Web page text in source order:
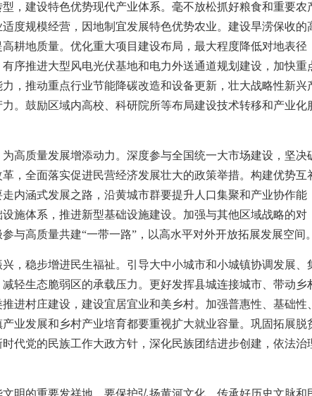
，建设特色优势现代产业体系。毫不放松抓好粮食和重要农
度规模经营，因地制宜发展特色优势农业。建设旱涝保收的
耕地质量。优化重大项目建设布局，最大程度降低对地表径
序推进大型风电光伏基地和电力外送通道规划建设，加快重
，推动重点行业节能降碳改造和设备更新，壮大战略性新兴
。鼓励区域内高校、科研院所等布局建设技术转移和产业化
高质量发展增添动力。深度参与全国统一大市场建设，坚决
，全面落实促进民营经济发展壮大的政策举措。构建优势互
内涵式发展之路，沿黄城市群要提升人口集聚和产业协作能
施体系，推进新型基础设施建设。加强与其他区域战略的对
与高质量共建“一带一路”，以高水平对外开放拓展发展空间
，稳步增进民生福祉。引导大中小城市和小城镇协调发展、
轻生态脆弱区的承载压力。更好发挥县城连接城市、带动乡
进村庄建设，建设宜居宜业和美乡村。加强普惠性、基础性
业发展和乡村产业培育都要重视扩大就业容量。巩固拓展脱
代党的民族工作大政方针，深化民族团结进步创建，依法治